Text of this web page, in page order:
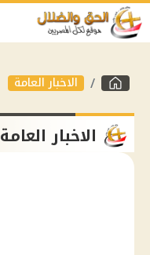
الاخبار العامة
الاخبار العامة